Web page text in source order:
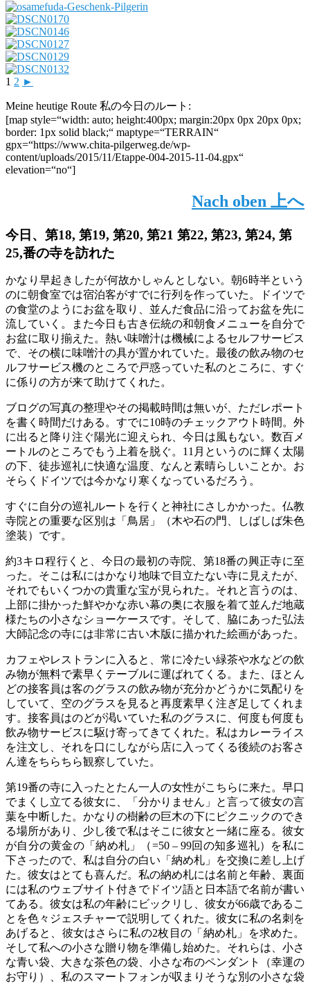
1 2 ►
Meine heutige Route 私の今日のルート :
[map style=“width: auto; height:400px; margin:20px 0px 20px 0px;
border: 1px solid black;“ maptype=“TERRAIN“
gpx=“https://www.chita-pilgerweg.de/wp-
content/uploads/2015/11/Etappe-004-2015-11-04.gpx“
elevation=“no“]
Nach oben 上へ
今日、第18, 第19, 第20, 第21 第22, 第23, 第24, 第
25,番の寺を訪れた
かなり早起きしたが何故かしゃんとしない。朝6時半という
のに朝食室では宿泊客がすでに行列を作っていた。ドイツで
の食堂のようにお盆を取り、並んだ食品に沿ってお盆を先に
流していく。また今日も古き伝統の和朝食メニューを自分で
お盆に取り揃えた。熱い味噌汁は機械によるセルフサービス
で、その横に味噌汁の具が置かれていた。最後の飲み物のセ
ルフサービス機のところで戸惑っていた私のところに、すぐ
に係りの方が来て助けてくれた。
ブログの写真の整理やその掲載時間は無いが、ただレポート
を書く時間だけある。すでに10時のチェックアウト時間。外
に出ると降り注ぐ陽光に迎えられ、今日は風もない。数百メ
ートルのところでもう上着を脱ぐ。11月というのに輝く太陽
の下、徒歩巡礼に快適な温度、なんと素晴らしいことか。お
そらくドイツでは今かなり寒くなっているだろう。
すぐに自分の巡礼ルートを行くと神社にさしかかった。仏教
寺院との重要な区別は「鳥居」（木や石の門、しばしば朱色
塗装）です。
約3キロ程行くと、今日の最初の寺院、第18番の興正寺に至
った。そこは私にはかなり地味で目立たない寺に見えたが、
それでもいくつかの貴重な宝が見られた。それと言うのは、
上部に掛かった鮮やかな赤い幕の奥に衣服を着て並んだ地蔵
様たちの小さなショーケースです。そして、脇にあった弘法
大師記念の寺には非常に古い木版に描かれた絵画があった。
カフェやレストランに入ると、常に冷たい緑茶や水などの飲
み物が無料で素早くテーブルに運ばれてくる。また、ほとん
どの接客員は客のグラスの飲み物が充分かどうかに気配りを
していて、空のグラスを見ると再度素早く注ぎ足してくれま
す。接客員はのどが渇いていた私のグラスに、何度も何度も
飲み物サービスに駆け寄ってきてくれた。私はカレーライス
を注文し、それを口にしながら店に入ってくる後続のお客さ
ん達をちらちら観察していた。
第19番の寺に入ったとたん一人の女性がこちらに来た。早口
でまくし立てる彼女に、「分かりません」と言って彼女の言
葉を中断した。かなりの樹齢の巨木の下にピクニックのでき
る場所があり、少し後で私はそこに彼女と一緒に座る。彼女
が自分の黄金の「納め札」（=50 – 99回の知多巡礼）を私に
下さったので、私は自分の白い「納め札」を交換に差し上げ
た。彼女はとても喜んだ。私の納め札には名前と年齢、裏面
には私のウェブサイト付きでドイツ語と日本語で名前が書い
てある。彼女は私の年齢にビックリし、彼女が66歳であるこ
とを色々ジェスチャーで説明してくれた。彼女に私の名刺を
あげると、彼女はさらに私の2枚目の「納め札」を求めた。
そして私への小さな贈り物を準備し始めた。それらは、小さ
な青い袋、大きな茶色の袋、小さな布のペンダント（幸運の
お守り）、私のスマートフォンが収まりそうな別の小さな袋